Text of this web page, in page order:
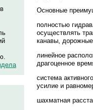
Основные
полностью
осуществлять
канавы,
линейное
драгоценное
система
усилие и
шахматная